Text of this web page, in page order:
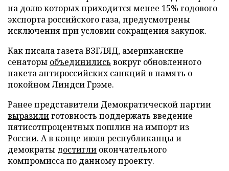
на долю которых приходится менее 15% годового
экспорта российского газа, предусмотрены
исключения при условии сокращения закупок.
Как писала газета ВЗГЛЯД, американские
сенаторы объединились вокруг обновленного
пакета антироссийских санкций в память о
покойном Линдси Грэме.
Ранее представители Демократической партии
выразилиготовность поддержать введение
пятисотпроцентных пошлин на импорт из
России. А в конце июля республиканцы и
демократы достигли окончательного
компромисса по данному проекту.